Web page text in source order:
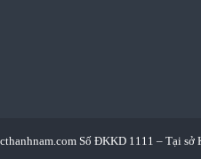
Số ĐKKD 1111 – Tại sở